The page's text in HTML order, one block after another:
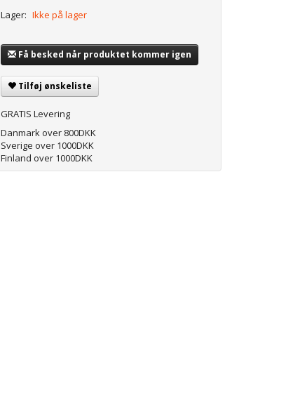
Lager: Ikke på lager
Få besked når produktet kommer igen
Tilføj ønskeliste
GRATIS Levering
Danmark over 800DKK
Sverige over 1000DKK
Finland over 1000DKK